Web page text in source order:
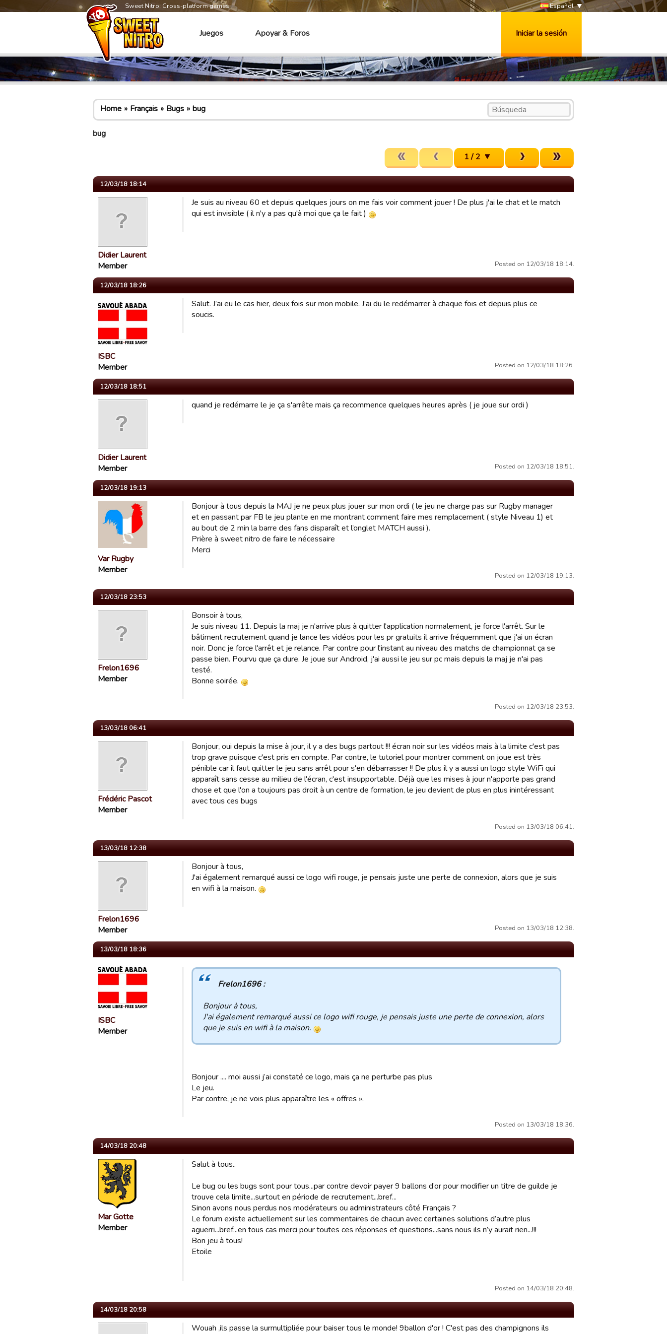
Sweet Nitro: Cross-platform games Español
Juegos Apoyar & Foros Iniciar la sesión
Home Français Bugs bug
bug
1 / 2
12/03/18 18:14
Didier Laurent
Member
Je suis au niveau 60 et depuis quelques jours on me fais voir comment jouer ! De plus j'ai le chat et le match
qui est invisible ( il n'y a pas qu'à moi que ça le fait )
Posted on 12/03/18 18:14.
12/03/18 18:26
ISBC
Member
Salut. J’ai eu le cas hier, deux fois sur mon mobile. J’ai du le redémarrer à chaque fois et depuis plus ce
soucis.
Posted on 12/03/18 18:26.
12/03/18 18:51
Didier Laurent
Member
quand je redémarre le je ça s'arrête mais ça recommence quelques heures après ( je joue sur ordi )
Posted on 12/03/18 18:51.
12/03/18 19:13
Var Rugby
Member
Bonjour à tous depuis la MAJ je ne peux plus jouer sur mon ordi ( le jeu ne charge pas sur Rugby manager
et en passant par FB le jeu plante en me montrant comment faire mes remplacement ( style Niveau 1) et
au bout de 2 min la barre des fans disparaît et l’onglet MATCH aussi ).
Prière à sweet nitro de faire le nécessaire
Merci
Posted on 12/03/18 19:13.
12/03/18 23:53
Frelon1696
Member
Bonsoir à tous,
Je suis niveau 11. Depuis la maj je n'arrive plus à quitter l'application normalement, je force l'arrêt. Sur le
bâtiment recrutement quand je lance les vidéos pour les pr gratuits il arrive fréquemment que j'ai un écran
noir. Donc je force l'arrêt et je relance. Par contre pour l'instant au niveau des matchs de championnat ça se
passe bien. Pourvu que ça dure. Je joue sur Android, j'ai aussi le jeu sur pc mais depuis la maj je n'ai pas
testé.
Bonne soirée.
Posted on 12/03/18 23:53.
13/03/18 06:41
Frédéric Pascot
Member
Bonjour, oui depuis la mise à jour, il y a des bugs partout !!! écran noir sur les vidéos mais à la limite c'est pas
trop grave puisque c'est pris en compte. Par contre, le tutoriel pour montrer comment on joue est très
pénible car il faut quitter le jeu sans arrêt pour s'en débarrasser !! De plus il y a aussi un logo style WiFi qui
apparaît sans cesse au milieu de l'écran, c'est insupportable. Déjà que les mises à jour n'apporte pas grand
chose et que l'on a toujours pas droit à un centre de formation, le jeu devient de plus en plus inintéressant
avec tous ces bugs
Posted on 13/03/18 06:41.
13/03/18 12:38
Frelon1696
Member
Bonjour à tous,
J'ai également remarqué aussi ce logo wifi rouge, je pensais juste une perte de connexion, alors que je suis
en wifi à la maison.
Posted on 13/03/18 12:38.
13/03/18 18:36
ISBC
Member
Frelon1696 :
Bonjour à tous,
J'ai également remarqué aussi ce logo wifi rouge, je pensais juste une perte de connexion, alors
que je suis en wifi à la maison.
Bonjour .... moi aussi j’ai constaté ce logo, mais ça ne perturbe pas plus
Le jeu.
Par contre, je ne vois plus apparaître les « offres ».
Posted on 13/03/18 18:36.
14/03/18 20:48
Mar Gotte
Member
Salut à tous..
Le bug ou les bugs sont pour tous...par contre devoir payer 9 ballons d’or pour modifier un titre de guilde je
trouve cela limite...surtout en période de recrutement...bref...
Sinon avons nous perdus nos modérateurs ou administrateurs côté Français ?
Le forum existe actuellement sur les commentaires de chacun avec certaines solutions d’autre plus
aguerri...bref...en tous cas merci pour toutes ces réponses et questions...sans nous ils n’y aurait rien...!!!
Bon jeu à tous!
Etoile
Posted on 14/03/18 20:48.
14/03/18 20:58
Wouah ,ils passe la surmultipliée pour baiser tous le monde! 9ballon d'or ! C'est pas des champignons ils